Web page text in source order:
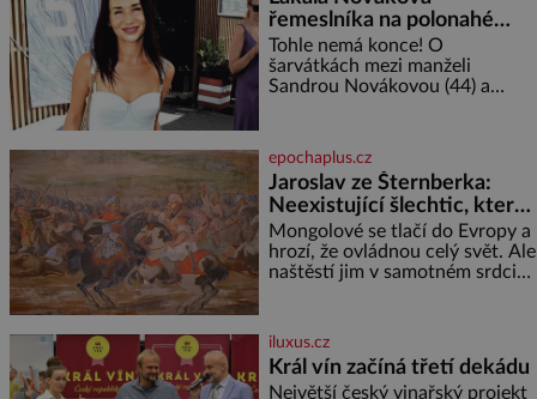
řemeslníka na polonahé
tělo!
Tohle nemá konce! O
šarvátkách mezi manželi
Sandrou Novákovou (44) a
by doufal, že horká zem u
herečky ze seriálu Ulice a
režiséra vychladne,
epochaplus.cz
Jaroslav ze Šternberka:
Neexistující šlechtic, který
z Moravy vyžene Mongoly
Mongolové se tlačí do Evropy a
hrozí, že ovládnou celý svět. Ale
naštěstí jim v samotném srdci
dobyvatelské hordy zastavit. Co
nedokáže žádná z asijských říší,
co nedokážou Němci – to
dokáže český král. Nebo že by
iluxus.cz
Král vín začíná třetí dekádu
Největší český vinařský projekt